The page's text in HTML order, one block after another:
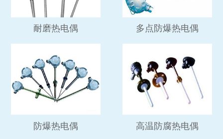
耐磨热电偶 多点防爆热电偶
防爆热电偶 高温防腐热电偶